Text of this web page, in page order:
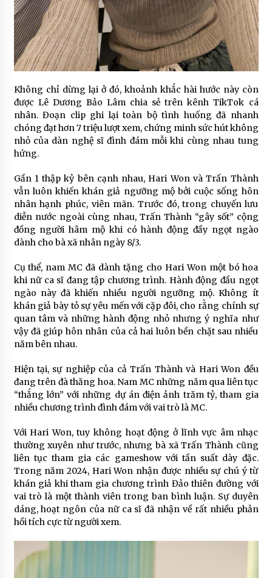
Không chỉ dừng lại ở đó, khoảnh khắc hài hước này còn
được Lê Dương Bảo Lâm chia sẻ trên kênh TikTok cá
nhân. Đoạn clip ghi lại toàn bộ tình huống đã nhanh
chóng đạt hơn 7 triệu lượt xem, chứng minh sức hút không
nhỏ của dàn nghệ sĩ đình đám mỗi khi cùng nhau tung
hứng.
Gần 1 thập kỷ bên cạnh nhau, Hari Won và Trấn Thành
vẫn luôn khiến khán giả ngưỡng mộ bởi cuộc sống hôn
nhân hạnh phúc, viên mãn. Trước đó, trong chuyến lưu
diễn nước ngoài cùng nhau, Trấn Thành “gây sốt” cộng
đồng người hâm mộ khi có hành động đầy ngọt ngào
dành cho bà xã nhân ngày 8/3.
Cụ thể, nam MC đã dành tặng cho Hari Won một bó hoa
khi nữ ca sĩ đang tập chương trình. Hành động đầu ngọt
ngào này đã khiến nhiều người ngưỡng mộ. Không ít
khán giả bày tỏ sự yêu mến với cặp đôi, cho rằng chính sự
quan tâm và những hành động nhỏ nhưng ý nghĩa như
vậy đã giúp hôn nhân của cả hai luôn bền chặt sau nhiều
năm bên nhau.
Hiện tại, sự nghiệp của cả Trấn Thành và Hari Won đều
đang trên đà thăng hoa. Nam MC những năm qua liên tục
“thắng lớn” với những dự án điện ảnh trăm tỷ, tham gia
nhiều chương trình đình đám với vai trò là MC.
Với Hari Won, tuy không hoạt động ở lĩnh vực âm nhạc
thường xuyên như trước, nhưng bà xã Trấn Thành cũng
liên tục tham gia các gameshow với tần suất dày đặc.
Trong năm 2024, Hari Won nhận được nhiều sự chú ý từ
khán giả khi tham gia chương trình Đảo thiên đường với
vai trò là một thành viên trong ban bình luận. Sự duyên
dáng, hoạt ngôn của nữ ca sĩ đã nhận về rất nhiều phản
hồi tích cực từ người xem.